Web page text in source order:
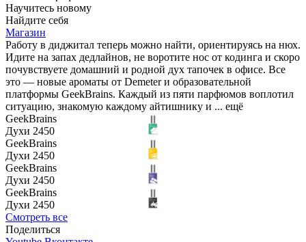
Научитесь новому
Найдите себя
Магазин
Работу в диджитал теперь можно найти, ориентируясь на нюх.
Идите на запах дедлайнов, не воротите нос от кодинга и скоро
почувствуете домашний и родной дух тапочек в офисе. Все
это — новые ароматы от Demeter и образовательной
платформы GeekBrains. Каждый из пяти парфюмов воплотил
ситуацию, знакомую каждому айтишнику и ... ещё
GeekBrains
Духи 2450
GeekBrains
Духи 2450
GeekBrains
Духи 2450
GeekBrains
Духи 2450
Смотреть все
Поделиться